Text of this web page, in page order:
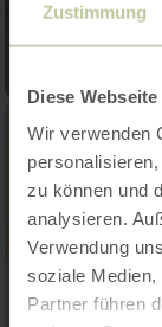
Zustimmung
Diese
Wir verwenden
zu können und
analysieren.
Verwendung
soziale Medien,
Partner führen